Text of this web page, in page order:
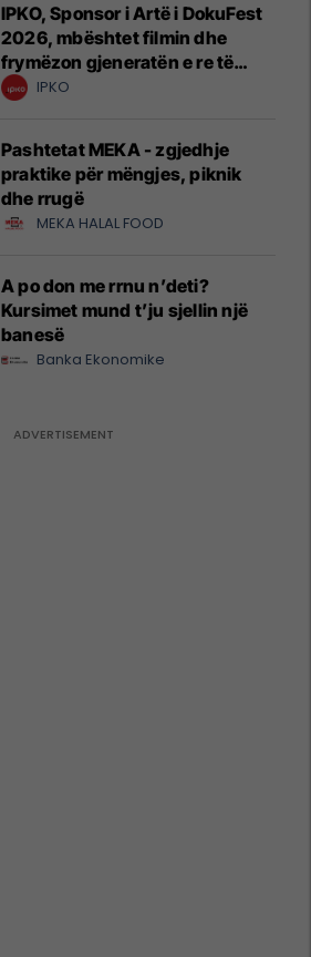
IPKO, Sponsor i Artë i DokuFest
2026, mbështet filmin dhe
frymëzon gjeneratën e re të
krijuesve
IPKO
Pashtetat MEKA - zgjedhje
praktike për mëngjes, piknik
dhe rrugë
MEKA HALAL FOOD
A po don me rrnu n’deti?
Kursimet mund t’ju sjellin një
banesë
Banka Ekonomike